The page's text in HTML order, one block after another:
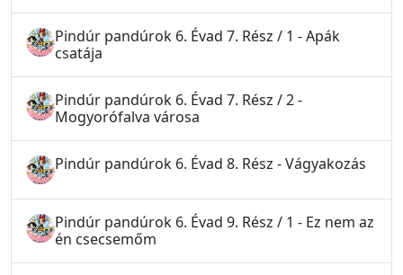
Pindúr pandúrok 6. Évad 7. Rész / 1 - Apák
csatája
Pindúr pandúrok 6. Évad 7. Rész / 2 -
Mogyorófalva városa
Pindúr pandúrok 6. Évad 8. Rész - Vágyakozás
Pindúr pandúrok 6. Évad 9. Rész / 1 - Ez nem az
én csecsemőm